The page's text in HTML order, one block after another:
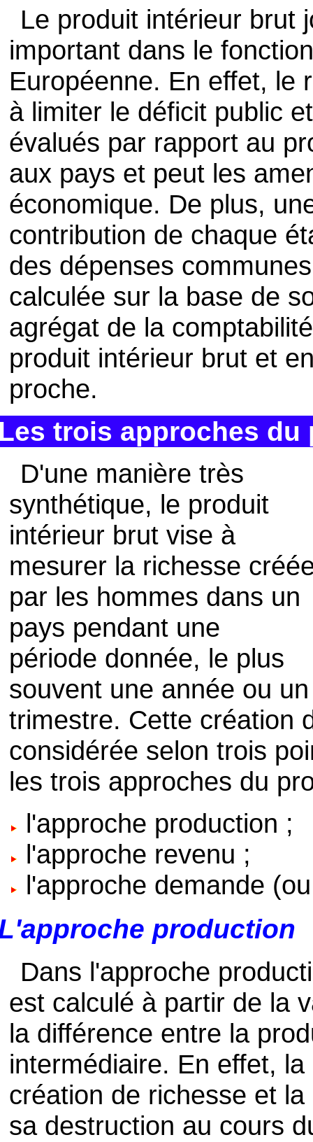
Le produit intérieur brut
important dans le
Européenne. En effet, le
à limiter le déficit public
évalués par rapport au
aux pays et peut les
économique. De plus,
contribution de chaque
des dépenses
calculée sur la base de
agrégat de la
produit intérieur brut et
proche.
trois approches
D'une manière très
synthétique, le produit
intérieur brut vise à
mesurer la richesse
par les hommes dans un
pays pendant une
période donnée, le plus
souvent une année ou un
trimestre. Cette création
considérée selon trois
les trois approches du
l'approche production ;
l'approche revenu ;
l'approche demande
production
Dans l'approche
est calculé à partir de la
la différence entre la
intermédiaire. En effet,
création de richesse et
sa destruction au cours